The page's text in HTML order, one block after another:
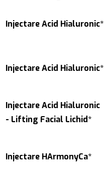
Injectare Acid Hialuronic*
Injectare Acid Hialuronic*
Injectare Acid Hialuronic
- Lifting Facial Lichid*
Injectare HArmonyCa*